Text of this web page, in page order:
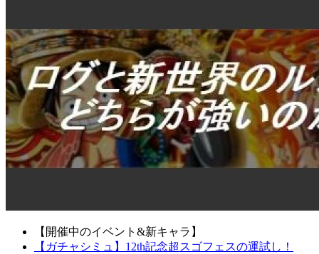
【開催中のイベント&新キャラ】
【ガチャシミュ】12th記念超スゴフェスの運試し！